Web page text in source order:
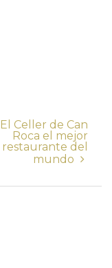
El Celler de Can
Roca el mejor
restaurante del
mundo